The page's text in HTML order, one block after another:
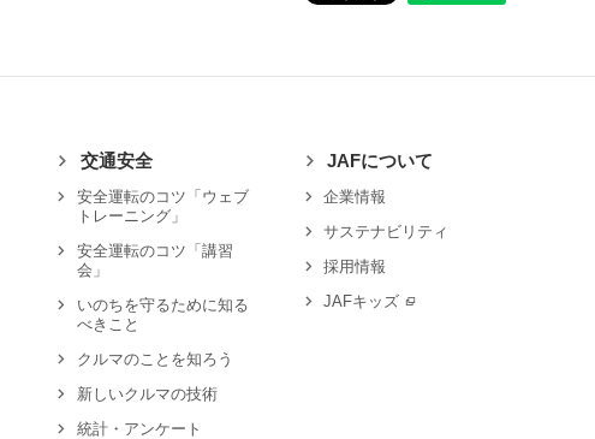
交通安全
安全運転のコツ「ウェブ
トレーニング」
安全運転のコツ「講習
会」
いのちを守るために知る
べきこと
クルマのことを知ろう
新しいクルマの技術
統計・アンケート
JAFについて
企業情報
サステナビリティ
採用情報
JAFキッズ